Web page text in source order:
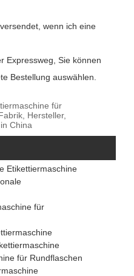
wenn ich eine
Expressweg, Sie können
Bestellung auswählen.
für
Hersteller,
China
Etikettiermaschine
für
für Rundflaschen